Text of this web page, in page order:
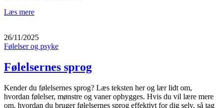
Læs mere
26/11/2025
Følelser og psyke
Følelsernes sprog
Kender du følelsernes sprog? Læs teksten her og lær lidt om,
hvordan følelser, mønstre og vaner opbygges. Hvis du vil lære mere
om, hvordan du bruger følelsernes sprog effektivt for dig selv, så tag